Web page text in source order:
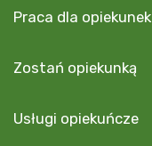
Praca dla opiekunek
Zostań opiekunką
Usługi opiekuńcze